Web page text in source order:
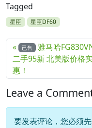
Tagged
星臣 星臣DF60
已售
雅马哈
二手95新 北美版价格
惠！
Leave a
要发表评论，您必须先